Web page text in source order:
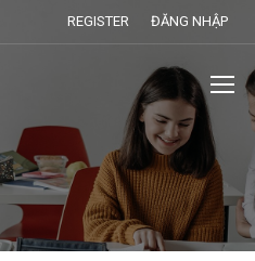
REGISTER ĐĂNG NHẬP